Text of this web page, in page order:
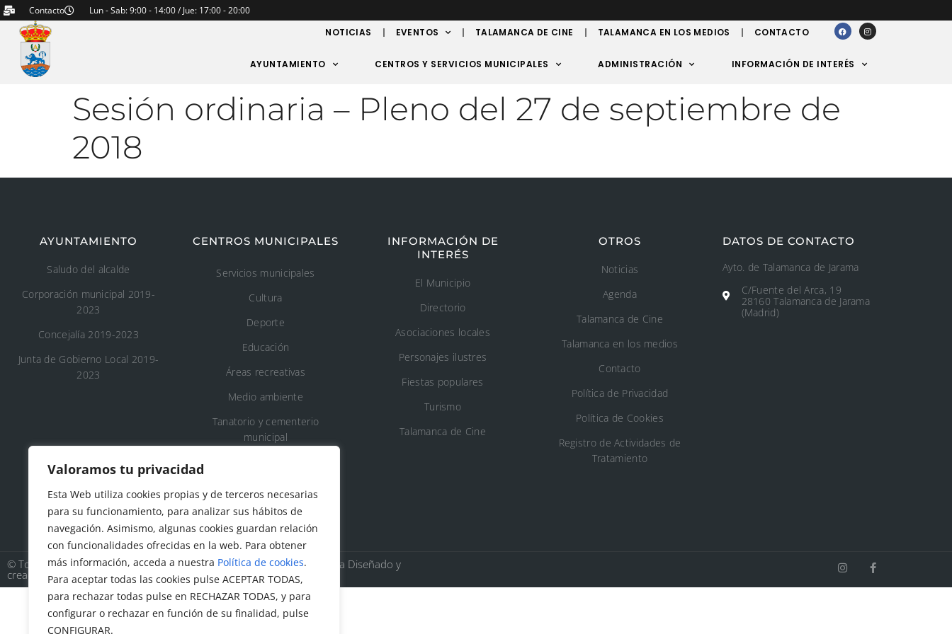
Valoramos tu privacidad
Esta Web utiliza cookies propias y de terceros necesarias
para su funcionamiento, para analizar sus hábitos de
navegación. Asimismo, algunas cookies guardan relación
con funcionalidades ofrecidas en la web. Para obtener
más información, acceda a nuestra Política de cookies.
Para aceptar todas las cookies pulse ACEPTAR TODAS,
para rechazar todas pulse en RECHAZAR TODAS, y para
configurar o rechazar en función de su finalidad, pulse
CONFIGURAR.
Contacto
Lun - Sab: 9:00 - 14:00 / Jue: 17:00 - 20:00
NOTICIAS
EVENTOS TALAMANCA DE CINE TALAMANCA EN LOS MEDIOS CONTACTO
AYUNTAMIENTO CENTROS Y SERVICIOS MUNICIPALES ADMINISTRACIÓN INFORMACIÓN DE INTERÉS
Sesión ordinaria – Pleno del 27 de septiembre de
2018
AYUNTAMIENTO
Saludo del alcalde
Corporación municipal 2019-
2023
Concejalía 2019-2023
Junta de Gobierno Local 2019-
2023
CENTROS MUNICIPALES
Servicios municipales
Cultura
Deporte
Educación
Áreas recreativas
Medio ambiente
Tanatorio y cementerio
municipal
INFORMACIÓN DE
INTERÉS
El Municipio
Directorio
Asociaciones locales
Personajes ilustres
Fiestas populares
Turismo
Talamanca de Cine
OTROS
Noticias
Agenda
Talamanca de Cine
Talamanca en los medios
Contacto
Política de Privacidad
Política de Cookies
Registro de Actividades de
Tratamiento
DATOS DE CONTACTO
Ayto. de Talamanca de Jarama
C/Fuente del Arca, 19
28160 Talamanca de Jarama
(Madrid)
© Todos los derechos reservados. Ayuntamiento Talamanca de Jarama Diseñado y
creado porFactor Ideas